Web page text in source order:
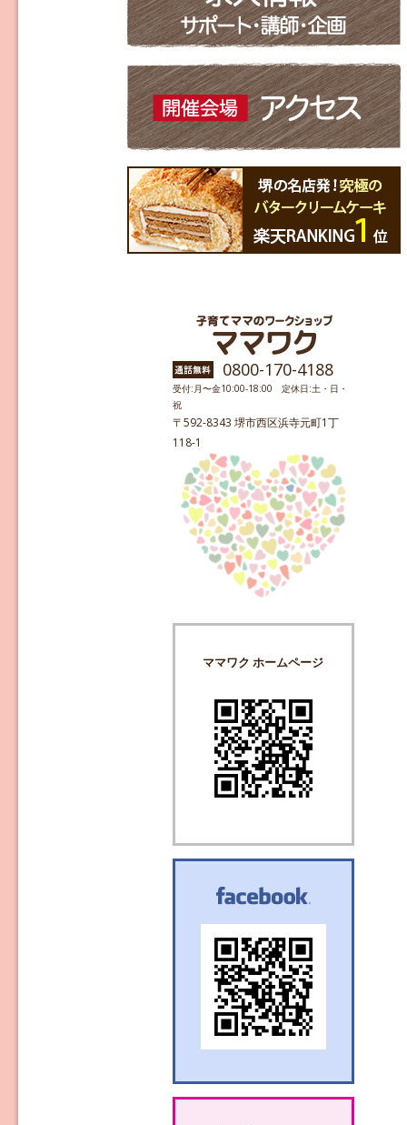
0800-170-4188
受付:月〜金10:00-18:00 定休日:土・日・
祝
〒592-8343 堺市西区浜寺元町1丁
118-1
ママワク ホームページ